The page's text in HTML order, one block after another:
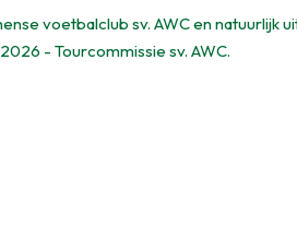
voetbalclub sv. AWC en natuurlijk
- Tourcommissie sv. AWC.